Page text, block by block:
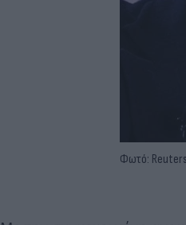
Φωτό: Reuters